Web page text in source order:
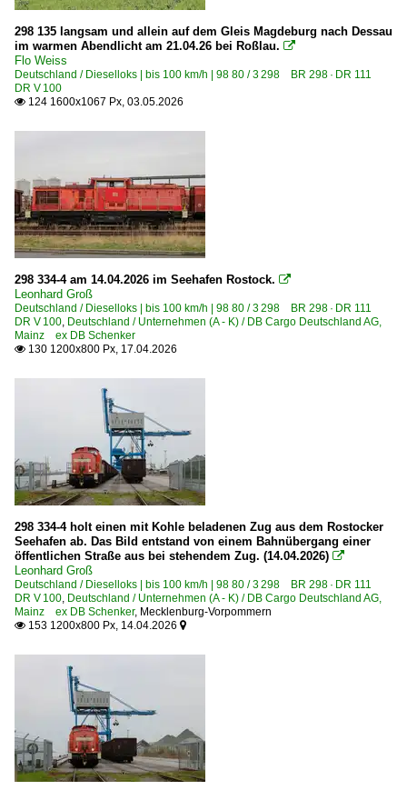
Bw Lutherstadt Wittenberg
Bw Seddin
Bw Staßfurt
Bw Stralsund
Bahndienstfahrzeuge
Bauzüge | sonstige
Stopfmaschinen | sonstige
Winterdienst
Zweiwegefahrzeuge
Bahnhöfe (A - E)
Aschersleben
Bergen (Rügen)
Berlin (Sonstige)
Berlin Hohenschönhausen
Berlin Schönefeld Flughafen
Berlin Wannsee
Brandenburg Hauptbahnhof
Cottbus (Chóśebuz)
Bahnhöfe (F - K)
Fährhafen Sassnitz (Mukran Port GmbH, Zugang nur
Großkorbetha
1997
1998
2000
2002
2003
2005
2006
2007
2009
2010
2014
2015
2016
2017
2018
2019
2020
2021
2022
2023
2024
298 135 langsam und allein auf dem Gleis Magdeburg nach Dessau
im warmen Abendlicht am 21.04.26 bei Roßlau. 
Flo Weiss
Deutschland / Dieselloks | bis 100 km/h | 98 80 / 3 298 BR 298 · DR 111
DR V 100
 124 1600x1067 Px, 03.05.2026
298 334-4 am 14.04.2026 im Seehafen Rostock. 
Leonhard Groß
Deutschland / Dieselloks | bis 100 km/h | 98 80 / 3 298 BR 298 · DR 111
DR V 100, Deutschland / Unternehmen (A - K) / DB Cargo Deutschland AG,
Mainz ex DB Schenker
 130 1200x800 Px, 17.04.2026
298 334-4 holt einen mit Kohle beladenen Zug aus dem Rostocker
Seehafen ab. Das Bild entstand von einem Bahnübergang einer
öffentlichen Straße aus bei stehendem Zug. (14.04.2026) 
Leonhard Groß
Deutschland / Dieselloks | bis 100 km/h | 98 80 / 3 298 BR 298 · DR 111
DR V 100, Deutschland / Unternehmen (A - K) / DB Cargo Deutschland AG,
Mainz ex DB Schenker, Mecklenburg-Vorpommern
 153 1200x800 Px, 14.04.2026 